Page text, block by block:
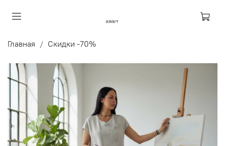
Главная Скидки -70%